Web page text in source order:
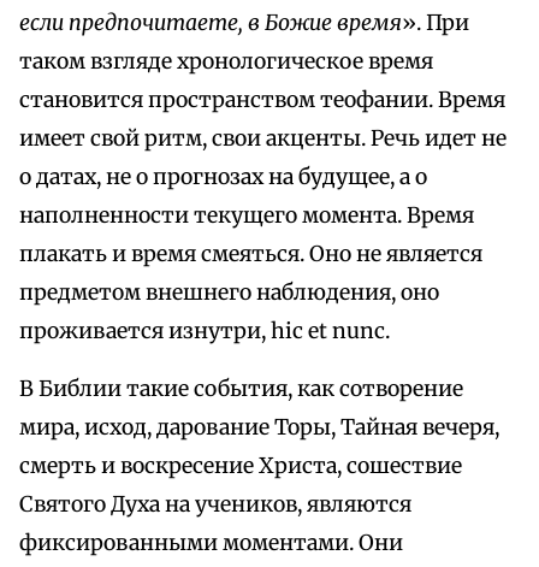
если предпочитаете, в Божие время». При
таком взгляде хронологическое время
становится пространством теофании. Время
имеет свой ритм, свои акценты. Речь идет не
о датах, не о прогнозах на будущее, а о
наполненности текущего момента. Время
плакать и время смеяться. Оно не является
предметом внешнего наблюдения, оно
проживается изнутри, hic et nunc.
В Библии такие события, как сотворение
мира, исход, дарование Торы, Тайная вечеря,
смерть и воскресение Христа, сошествие
Святого Духа на учеников, являются
фиксированными моментами. Они